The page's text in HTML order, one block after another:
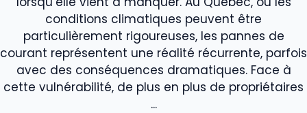
conditions climatiques peuvent être
particulièrement rigoureuses, les pannes de
courant représentent une réalité récurrente, parfois
avec des conséquences dramatiques. Face à
cette vulnérabilité, de plus en plus de propriétaires
...